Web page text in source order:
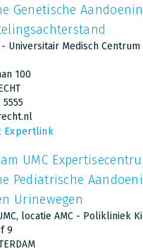
Genetische
- Universitair Medisch
100
5555
Expertlink
UMC
Pediatrische
Urinewegen
locatie AMC - Polikliniek
9